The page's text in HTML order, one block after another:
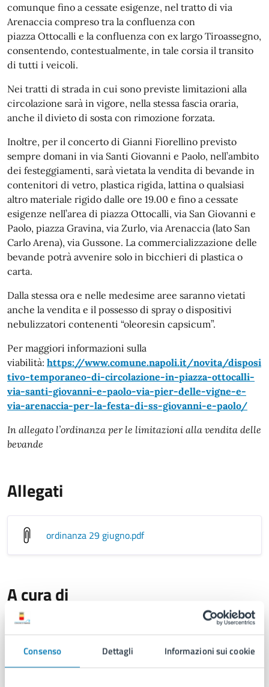
Consenso Dettagli Informazioni sui cookie
comunque fino a cessate esigenze, nel tratto di via
Arenaccia compreso tra la confluenza con
piazza Ottocalli e la confluenza con ex largo Tiroassegno,
consentendo, contestualmente, in tale corsia il transito
di tutti i veicoli.
Nei tratti di strada in cui sono previste limitazioni alla
circolazione sarà in vigore, nella stessa fascia oraria,
anche il divieto di sosta con rimozione forzata.
Inoltre, per il concerto di Gianni Fiorellino previsto
sempre domani in via Santi Giovanni e Paolo, nell’ambito
dei festeggiamenti, sarà vietata la vendita di bevande in
contenitori di vetro, plastica rigida, lattina o qualsiasi
altro materiale rigido dalle ore 19.00 e fino a cessate
esigenze nell’area di piazza Ottocalli, via San Giovanni e
Paolo, piazza Gravina, via Zurlo, via Arenaccia (lato San
Carlo Arena), via Gussone. La commercializzazione delle
bevande potrà avvenire solo in bicchieri di plastica o
carta.
Dalla stessa ora e nelle medesime aree saranno vietati
anche la vendita e il possesso di spray o dispositivi
nebulizzatori contenenti “oleoresin capsicum”.
Per maggiori informazioni sulla
viabilità: https://www.comune.napoli.it/novita/disposi
tivo-temporaneo-di-circolazione-in-piazza-ottocalli-
via-santi-giovanni-e-paolo-via-pier-delle-vigne-e-
via-arenaccia-per-la-festa-di-ss-giovanni-e-paolo/
In allegato l’ordinanza per le limitazioni alla vendita delle
bevande
Allegati
ordinanza 29 giugno.pdf
A cura di
Servizio Sportello Unico Attività
Piazza Cavour 42, 80137